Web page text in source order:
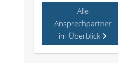
Alle
Ansprechpartner
im Überblick